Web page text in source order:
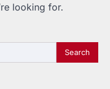
looking for.